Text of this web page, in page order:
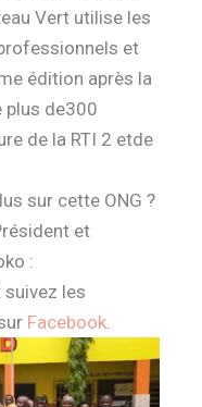
Vert utilise les
et
édition après la
plus de300
de la RTI 2 etde
sur cette ONG ?
et
:
les
Facebook.